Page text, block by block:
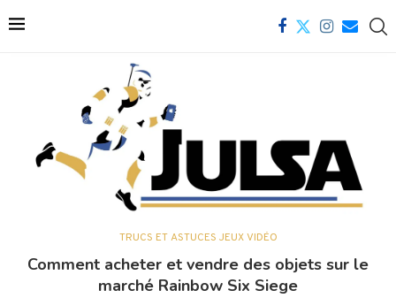
TRUCS ET ASTUCES JEUX VIDÉO
Comment acheter et vendre des objets sur le
marché Rainbow Six Siege